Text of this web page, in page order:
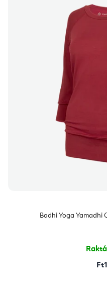
Bodhi Yoga Yamadhi